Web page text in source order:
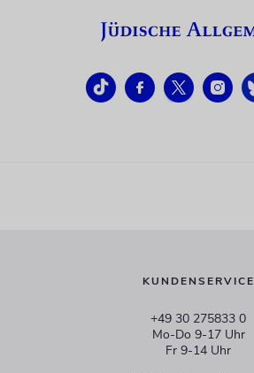
KUNDENSERVICE
+49 30 275833 0
Mo-Do 9-17 Uhr
Fr 9-14 Uhr